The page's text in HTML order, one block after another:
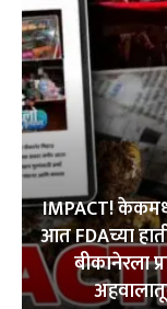
IMPACT!
आत FDAच्या
बीकानेरला